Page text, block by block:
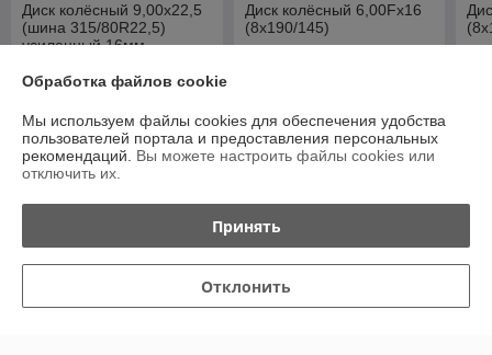
Диск колёсный 9,00x22,5
(шина 315/80R22,5)
усиленный 16мм
Цену уточняйте
Диск колёсный 6,00Fx16
(8х190/145)
О нас
Менее 5 отзывов за последний год
Работает с 22.07.2014
ул.Монтажников,9,офис 30, Минск, Беларусь
Обработка файлов cookie
Мы используем файлы cookies для обеспечения удобства
пользователей портала и предоставления персональных
рекомендаций. Вы можете настроить файлы cookies или
отключить их.
Принять
Отклонить